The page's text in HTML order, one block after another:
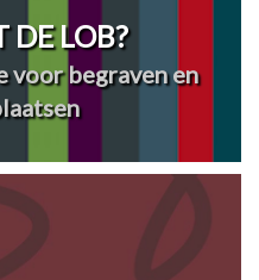
DE LOB?
voor begraven en